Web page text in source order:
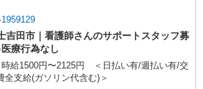
吉田市｜看護師さんのサポートスタッフ募
療行為なし
時給1500円〜2125円 ＜日払い有/週払い有/交
全支給(ガソリン代含む)＞